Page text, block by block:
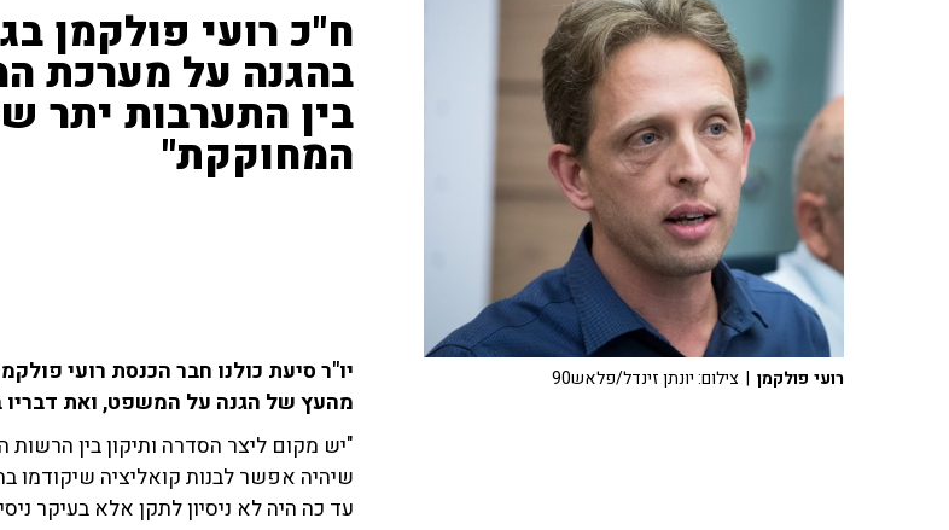
ח"כ רועי פולקמן
בהגנה על מערכת
בין התערבות יתר
המחוקקת"
יו"ר סיעת כולנו חבר הכנסת רועי
מהעץ של הגנה על המשפט, ואת דבריו
"יש מקום ליצר הסדרה ותיקון בין
שיהיה אפשר לבנות קואליציה שיקודמו
עד כה היה לא ניסיון לתקן אלא בעיקר
רועי פולקמן | צילום: יונתן זינדל/פלאש90